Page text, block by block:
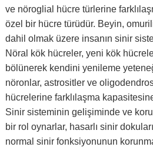
ve nöroglial hücre türlerine
özel bir hücre türüdür. Beyin,
dahil olmak üzere insanın sinir
Nöral kök hücreler, yeni kök
bölünerek kendini yenileme
nöronlar, astrositler ve
hücrelerine farklılaşma
Sinir sisteminin gelişiminde ve
bir rol oynarlar, hasarlı sinir
normal sinir fonksiyonunun